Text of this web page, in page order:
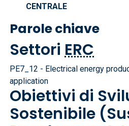
CENTRALE
Parole chiave
Settori ERC
PE7_12 - Electrical energy
application
Obiettivi di
Sostenibile